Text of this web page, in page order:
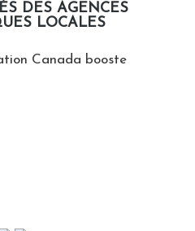
DES AGENCES
LOCALES
Canada booste